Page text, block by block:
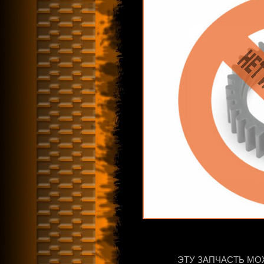
ЭТУ ЗАПЧАСТЬ